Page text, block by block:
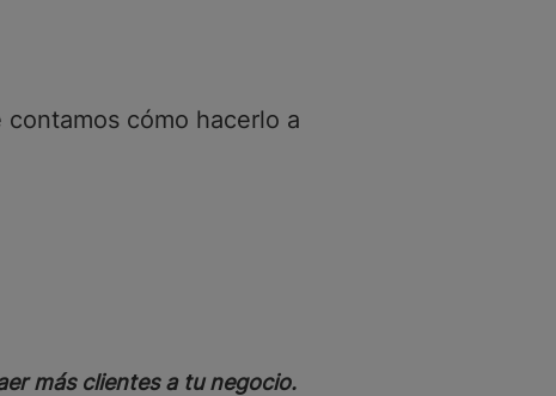
cómo hacerlo a
más clientes a tu negocio.